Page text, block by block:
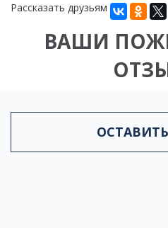
Рассказать друзьям
ВАШИ